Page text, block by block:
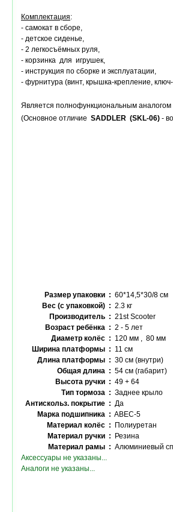
Комплектация:
- самокат в сборе,
- детское сиденье,
- 2 легкосъёмных руля,
- корзинка для игрушек,
- инструкция по сборке и эксплуатации,
- фурнитура (винт, крышка-крепление,
Является полнофункциональным аналогом
(Основное отличие SADDLER (SKL-06) -
Размер упаковки : 60*14,5*30/8 см
Вес (с упаковкой) : 2.3 кг
Производитель : 21st Scooter
Возраст ребёнка : 2 - 5 лет
Диаметр колёс : 120 мм , 80 мм
Ширина платформы : 11 см
Длина платформы : 30 см (внутри)
Общая длина : 54 см (габарит)
Высота ручки : 49 + 64
Тип тормоза : Заднее крыло
Антискольз. покрытие : Да
Марка подшипника : ABEC-5
Материал колёс : Полиуретан
Материал ручки : Резина
Материал рамы : Алюминиевый
Аксессуары не указаны...
Аналоги не указаны...